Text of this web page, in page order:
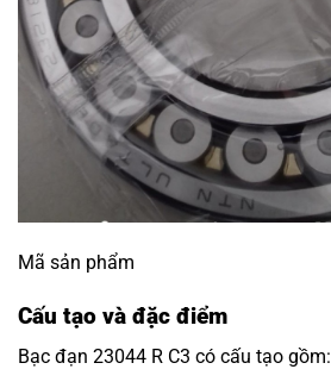
Mã sản phẩm
Cấu tạo và đặc điểm
Bạc đạn 23044 R C3 có cấu tạo gồm: